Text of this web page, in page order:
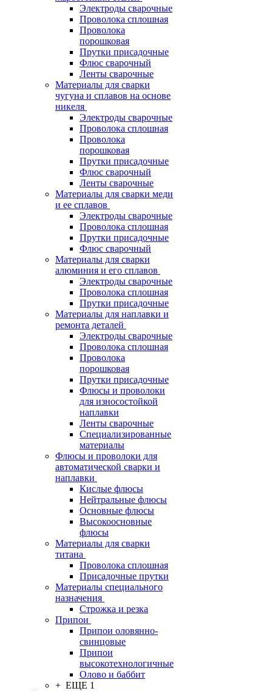
Электроды сварочные
Проволока сплошная
Проволока
порошковая
Прутки присадочные
Флюс сварочный
Ленты сварочные
Материалы для сварки
чугуна и сплавов на основе
никеля
Электроды сварочные
Проволока сплошная
Проволока
порошковая
Прутки присадочные
Флюс сварочный
Ленты сварочные
Материалы для сварки меди
и ее сплавов
Электроды сварочные
Проволока сплошная
Прутки присадочные
Флюс сварочный
Материалы для сварки
алюминия и его сплавов
Электроды сварочные
Проволока сплошная
Прутки присадочные
Материалы для наплавки и
ремонта деталей
Электроды сварочные
Проволока сплошная
Проволока
порошковая
Прутки присадочные
Флюсы и проволоки
для износостойкой
наплавки
Ленты сварочные
Специализированные
материалы
Флюсы и проволоки для
автоматической сварки и
наплавки
Кислые флюсы
Нейтральные флюсы
Основные флюсы
Высокоосновные
флюсы
Материалы для сварки
титана
Проволока сплошная
Присадочные прутки
Материалы специального
назначения
Строжка и резка
Припои
Припои оловянно-
свинцовые
Припои
высокотехнологичные
Олово и баббит
+ ЕЩЕ 1